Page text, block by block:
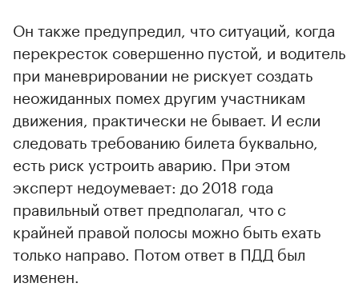
Он также предупредил, что ситуаций, когда
перекресток совершенно пустой, и водитель
при маневрировании не рискует создать
неожиданных помех другим участникам
движения, практически не бывает. И если
следовать требованию билета буквально,
есть риск устроить аварию. При этом
эксперт недоумевает: до 2018 года
правильный ответ предполагал, что с
крайней правой полосы можно быть ехать
только направо. Потом ответ в ПДД был
изменен.